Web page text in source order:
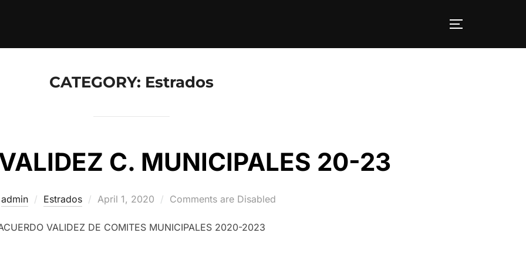
TOGGLE
CATEGORY: Estrados
C. MUNICIPALES 20-23
admin Estrados
Posted
April 1, 2020 Comments are Disabled
VALIDEZ DE COMITES MUNICIPALES 2020-2023